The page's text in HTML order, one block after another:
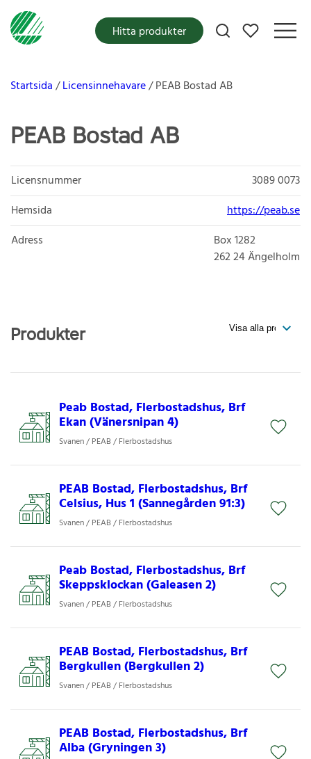
Mina favoriter
Hitta produkter
Startsida Licensinnehavare PEAB Bostad AB
PEAB Bostad AB
Licensnummer
3089 0073
Hemsida
https://peab.se
Adress
Box 1282
262 24Ängelholm
Produkter
Peab Bostad, Flerbostadshus, Brf
Ekan (Vänersnipan 4)
Svanen / PEAB / Flerbostadshus
PEAB Bostad, Flerbostadshus, Brf
Celsius, Hus 1 (Sannegården 91:3)
Svanen / PEAB / Flerbostadshus
Peab Bostad, Flerbostadshus, Brf
Skeppsklockan (Galeasen 2)
Svanen / PEAB / Flerbostadshus
PEAB Bostad, Flerbostadshus, Brf
Bergkullen (Bergkullen 2)
Svanen / PEAB / Flerbostadshus
PEAB Bostad, Flerbostadshus, Brf
Alba (Gryningen 3)